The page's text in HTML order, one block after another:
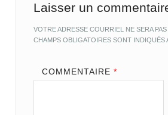
Laisser un
VOTRE ADRESSE COURRIEL NE SERA PAS
CHAMPS OBLIGATOIRES SONT INDIQUÉS
COMMENTAIRE *